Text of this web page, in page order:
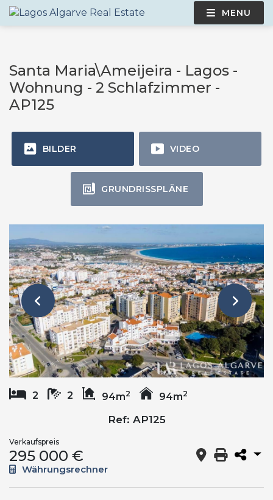
MENU
Santa Maria\Ameijeira - Lagos -
Wohnung - 2 Schlafzimmer -
AP125
BILDER VIDEO
GRUNDRISSPLÄNE
2 2 94m2 94m2
Ref: AP125
Verkaufspreis
295 000 €
Währungsrechner